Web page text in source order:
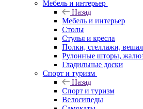
Мебель и интерьер
Назад
Мебель и интерьер
Столы
Стулья и кресла
Полки, стеллажи,
Рулонные шторы,
Гладильные доски
Спорт и туризм
Назад
Спорт и туризм
Велосипеды